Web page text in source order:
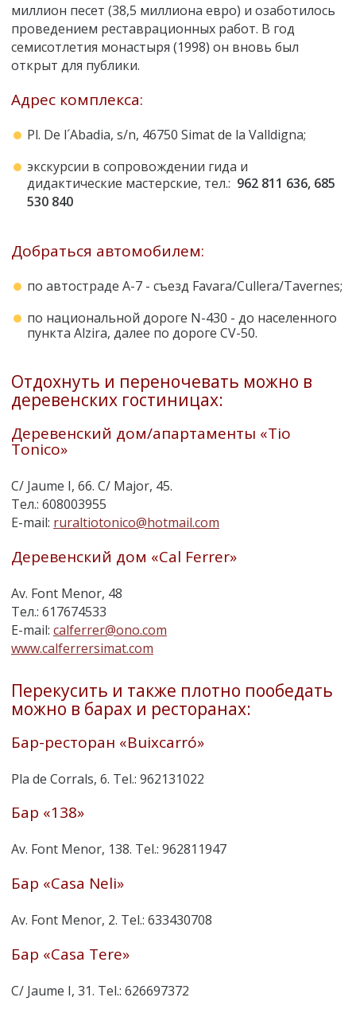
миллион песет (38,5 миллиона евро) и озаботилось
проведением реставрационных работ. В год
семисотлетия монастыря (1998) он вновь был
открыт для публики.
Адрес комплекса:
Pl. De l´Abadia, s/n, 46750 Simat de la Valldigna;
экскурсии в сопровождении гида и
дидактические мастерские, тел.: 962 811 636, 685
530 840
Добраться автомобилем:
по автостраде А-7 - съезд Favara/Cullera/Tavernes;
по национальной дороге N-430 - до населенного
пункта Alzira, далее по дороге CV-50.
Отдохнуть и переночевать можно в
деревенских гостиницах:
Деревенский дом/апартаменты «Tio
Tonico»
C/ Jaume I, 66. C/ Major, 45.
Teл.: 608003955
E-mail: ruraltiotonico@hotmail.com
Деревенский дом «Cal Ferrer»
Av. Font Menor, 48
Teл.: 617674533
E-mail: calferrer@ono.com
www.calferrersimat.com
Перекусить и также плотно пообедать
можно в барах и ресторанах:
Бар-ресторан «Buixcarró»
Pla de Corrals, 6. Tel.: 962131022
Бар «138»
Av. Font Menor, 138. Tel.: 962811947
Бар «Casa Neli»
Av. Font Menor, 2. Tel.: 633430708
Бар «Casa Tere»
C/ Jaume I, 31. Tel.: 626697372